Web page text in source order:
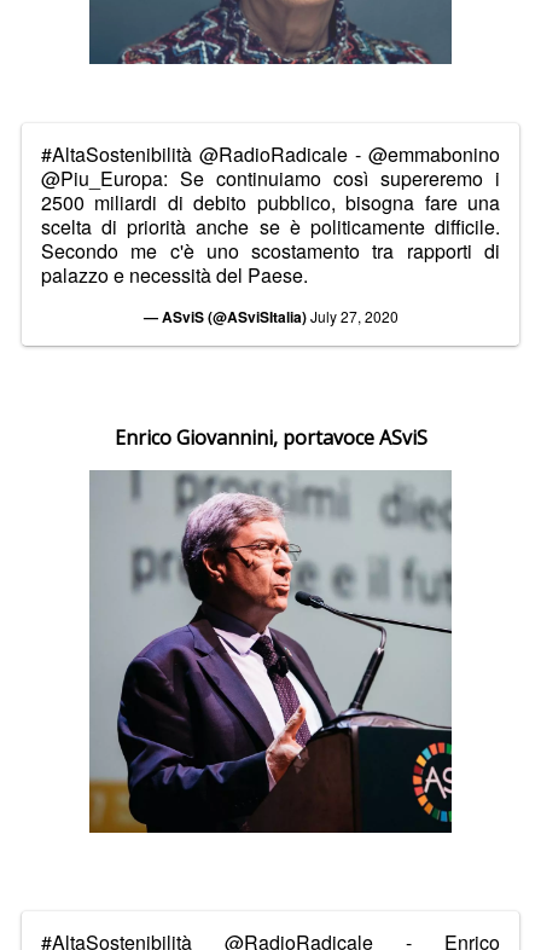
#AltaSostenibilità @RadioRadicale - @emmabonino
@Piu_Europa: Se continuiamo così supereremo i
2500 miliardi di debito pubblico, bisogna fare una
scelta di priorità anche se è politicamente difficile.
Secondo me c'è uno scostamento tra rapporti di
palazzo e necessità del Paese.
— ASviS (@ASviSItalia)July 27, 2020
Enrico Giovannini, portavoce ASviS
#AltaSostenibilità @RadioRadicale - Enrico